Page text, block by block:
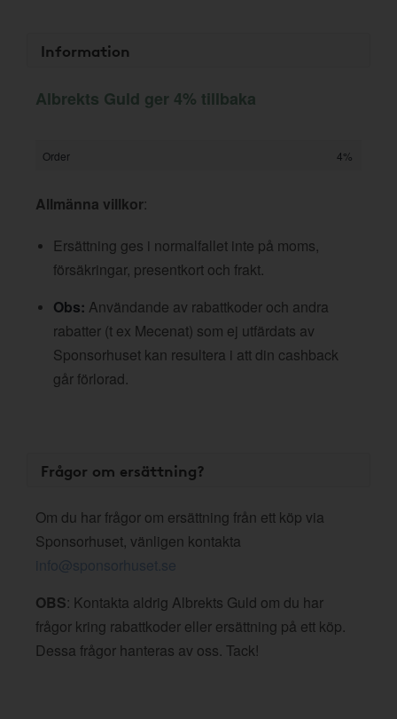
Information
Albrekts Guld ger 4% tillbaka
Order 4%
Allmänna villkor:
Ersättning ges i normalfallet inte på moms,
försäkringar, presentkort och frakt.
Obs: Användande av rabattkoder och andra
rabatter (t ex Mecenat) som ej utfärdats av
Sponsorhuset kan resultera i att din cashback
går förlorad.
Frågor om ersättning?
Om du har frågor om ersättning från ett köp via
Sponsorhuset, vänligen kontakta
info@sponsorhuset.se
OBS: Kontakta aldrig Albrekts Guld om du har
frågor kring rabattkoder eller ersättning på ett köp.
Dessa frågor hanteras av oss. Tack!